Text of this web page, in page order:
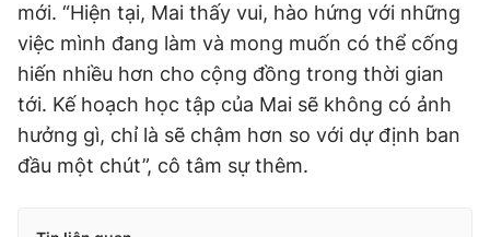
mới. “Hiện tại, Mai thấy vui, hào hứng với những
việc mình đang làm và mong muốn có thể cống
hiến nhiều hơn cho cộng đồng trong thời gian
tới. Kế hoạch học tập của Mai sẽ không có ảnh
hưởng gì, chỉ là sẽ chậm hơn so với dự định ban
đầu một chút”, cô tâm sự thêm.